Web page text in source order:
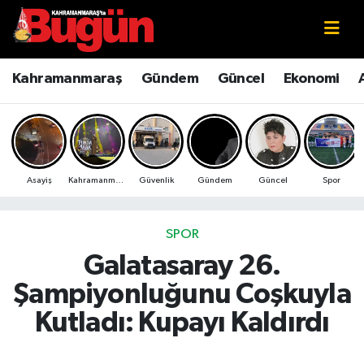
Kahramanmaraş Gündem Güncel Ekonomi
Asayiş Güvenlik Gündem Güncel Spor
SPOR
Galatasaray 26.
Şampiyonluğunu Coşkuyla
Kutladı: Kupayı Kaldırdı
Kahramanmaraş
Kahramanmaraş Sokak Röportajları
Bilim ve Teknoloji
Çevre
Ekonomi
Genel
Kahramanmaraş Nöbetçi Eczaneler
Kahramanmaraş Hava Durumu
Kahramanmaraş Namaz Vakitleri
Kahramanmaraş Trafik Yoğunluk Haritası
Süper Lig Puan Durumu ve Fikstür
Tüm Manşetler
Son Dakika Haberleri